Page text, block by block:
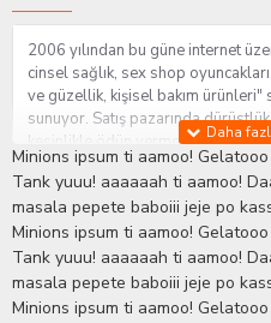
2006 yılından bu güne internet
cinsel sağlık, sex shop
ve güzellik, kişisel bakım ürünleri"
sunuyor. Satış pazarında
kesinlikle ödün vermeden hizmet
sorularınıza anında cevap
ihtiyaçlarınızı en uygun fiyat ve
İstanbul beylikdüzü Erotik Shop
stratejimiz ile müşterilerimizin
bakımlı olmaları için onlara sağlık
sağlıyoruz.Sex ShopAlışveriş
gelişmeleri ve yenilikleri çok
Minions ipsum ti aamoo!
Tank yuuu! aaaaaah ti aamoo!
masala pepete baboiii jeje po
Minions ipsum ti aamoo!
Tank yuuu! aaaaaah ti aamoo!
masala pepete baboiii jeje po
Minions ipsum ti aamoo!